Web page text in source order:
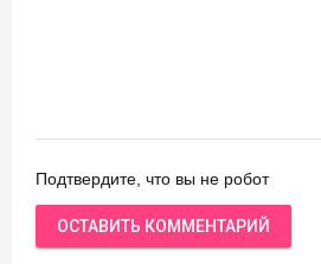
Подтвердите, что вы не робот